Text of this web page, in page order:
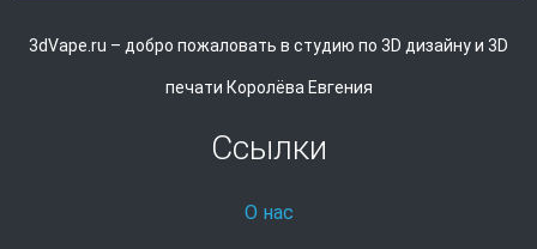
3dVape.ru – добро пожаловать в студию по 3D дизайну и 3D
печати Королёва Евгения
Ссылки
О нас